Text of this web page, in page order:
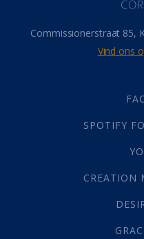
Gebed(87)
Die
God(392)
Afgode
Almag
Commissionerstraat 85,
Vind ons
SPOTIFY
CREATION